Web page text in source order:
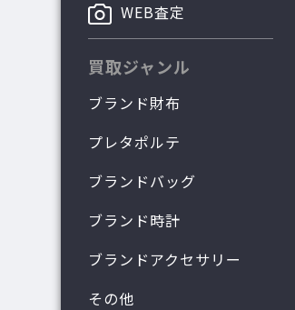
WEB査定
買取ジャンル
ブランド財布
プレタポルテ
ブランドバッグ
ブランド時計
ブランドアクセサリー
その他